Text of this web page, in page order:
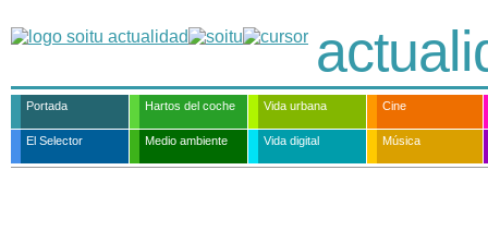
Portada Hartos del coche Vida urbana Cine
El Selector Medio ambiente Vida digital Música